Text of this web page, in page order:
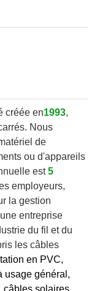
créée en1993,
Nous
de
ou d'appareils
est 5
employeurs,
la gestion
entreprise
du fil et du
les câbles
en PVC,
usage général,
câbles solaires,